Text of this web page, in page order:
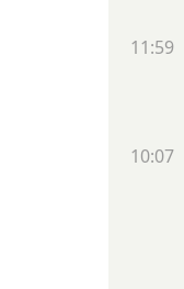
11:59
10:07